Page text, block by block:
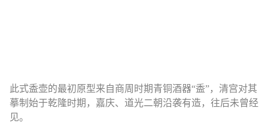
此式盉壶的最初原型来自商周时期青铜酒器“盉”，清宫对其
摹制始于乾隆时期，嘉庆、道光二朝沿袭有造，往后未曾经
见。